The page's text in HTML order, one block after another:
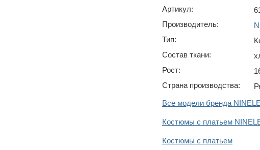
Артикул:
Производитель:
Тип:
Состав ткани:
Рост:
Страна производства:
Все модели бренда NINELE
Костюмы с платьем
Костюмы с платьем